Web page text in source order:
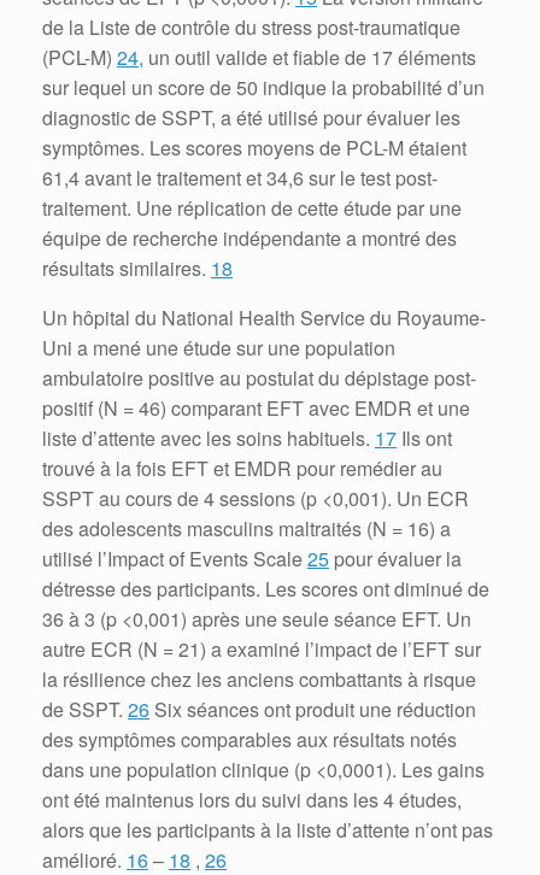
de la Liste de contrôle du stress post-traumatique
(PCL-M) 24, un outil valide et fiable de 17 éléments
sur lequel un score de 50 indique la probabilité d’un
diagnostic de SSPT, a été utilisé pour évaluer les
symptômes. Les scores moyens de PCL-M étaient
61,4 avant le traitement et 34,6 sur le test post-
traitement. Une réplication de cette étude par une
équipe de recherche indépendante a montré des
résultats similaires. 18
Un hôpital du National Health Service du Royaume-
Uni a mené une étude sur une population
ambulatoire positive au postulat du dépistage post-
positif (N = 46) comparant EFT avec EMDR et une
liste d’attente avec les soins habituels. 17 Ils ont
trouvé à la fois EFT et EMDR pour remédier au
SSPT au cours de 4 sessions (p <0,001). Un ECR
des adolescents masculins maltraités (N = 16) a
utilisé l’Impact of Events Scale25 pour évaluer la
détresse des participants. Les scores ont diminué de
36 à 3 (p <0,001) après une seule séance EFT. Un
autre ECR (N = 21) a examiné l’impact de l’EFT sur
la résilience chez les anciens combattants à risque
de SSPT. 26 Six séances ont produit une réduction
des symptômes comparables aux résultats notés
dans une population clinique (p <0,0001). Les gains
ont été maintenus lors du suivi dans les 4 études,
alors que les participants à la liste d’attente n’ont pas
amélioré. 16– 18 , 26